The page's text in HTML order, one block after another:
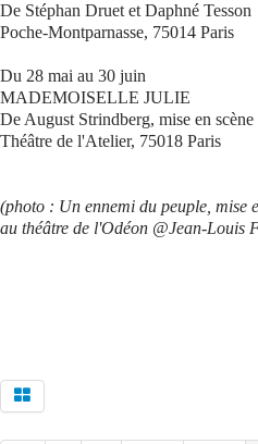
De Stéphan Druet et Daphné Tesson
Poche-Montparnasse, 75014 Paris
Du 28 mai au 30 juin
MADEMOISELLE JULIE
De August Strindberg, mise en
Théâtre de l'Atelier, 75018 Paris
(photo : Un ennemi du peuple, mise
au théâtre de l'Odéon @Jean-Louis